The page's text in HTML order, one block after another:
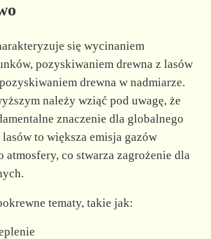
się wycinaniem
pozyskiwaniem drewna z lasów
drewna w nadmiarze.
należy wziąć pod uwagę, że
znaczenie dla globalnego
to większa emisja gazów
atmosfery, co stwarza zagrożenie dla
tematy, takie jak: